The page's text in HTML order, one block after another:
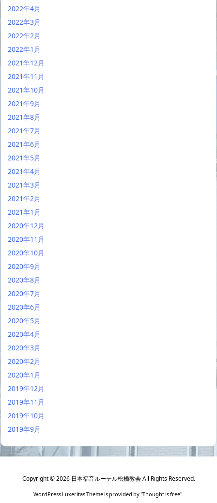
2022年4月
2022年3月
2022年2月
2022年1月
2021年12月
2021年11月
2021年10月
2021年9月
2021年8月
2021年7月
2021年6月
2021年5月
2021年4月
2021年3月
2021年2月
2021年1月
2020年12月
2020年11月
2020年10月
2020年9月
2020年8月
2020年7月
2020年6月
2020年5月
2020年4月
2020年3月
2020年2月
2020年1月
2019年12月
2019年11月
2019年10月
2019年9月
Copyright ©2026 日本福音ルーテル松橋教会All Rights Reserved.
WordPress Luxeritas Theme is provided by "Thought is free".